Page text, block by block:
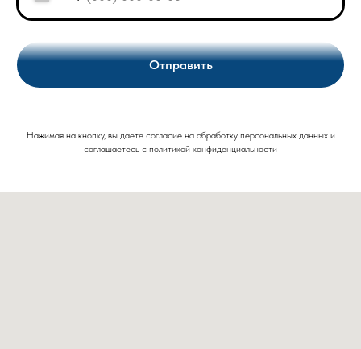
Отправить
Нажимая на кнопку, вы даете согласие на обработку персональных данных и
соглашаетесь c политикой конфиденциальности